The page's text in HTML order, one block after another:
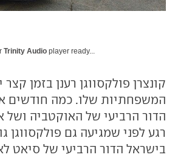
Trinity Audio player ready...
קונצרן פולקסווגן רענן בזמן
המשפחתיות שלו. כמה חודשים
רגע לפני שמגיעה גם פולקסווגן
בישראל הדור הרביעי של סיאט